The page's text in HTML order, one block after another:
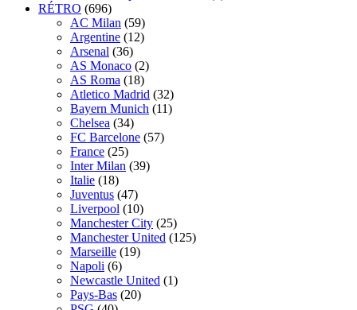
RÉTRO (696)
AC Milan (59)
Argentine (12)
Arsenal (36)
AS Monaco (2)
AS Roma (18)
Atletico Madrid (32)
Bayern Munich (11)
Chelsea (34)
FC Barcelone (57)
France (25)
Inter Milan (39)
Italie (18)
Juventus (47)
Liverpool (10)
Manchester City (25)
Manchester United (125)
Marseille (19)
Napoli (6)
Newcastle United (1)
Pays-Bas (20)